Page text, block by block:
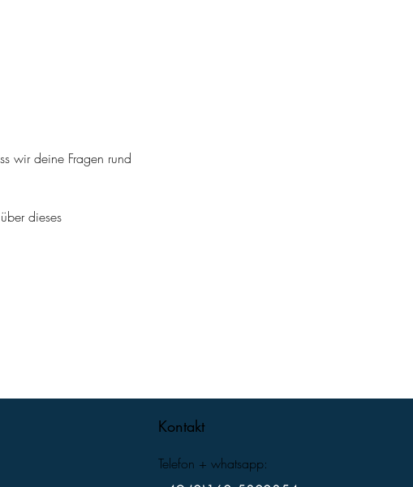
wir deine Fragen rund
dieses
Kontakt
Telefon + whatsapp: